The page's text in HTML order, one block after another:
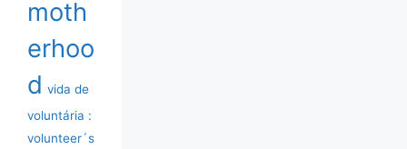
moth
erhoo
d vida de
voluntária :
volunteer´s